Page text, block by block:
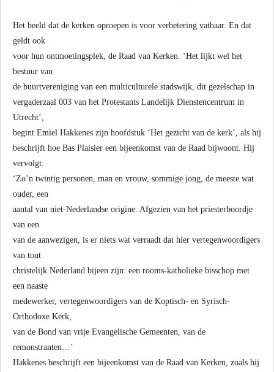
Het beeld dat de kerken oproepen is voor verbetering vatbaar. En dat
geldt ook
voor hun ontmoetingsplek, de Raad van Kerken. ‘Het lijkt wel het
bestuur van
de buurtvereniging van een multiculturele stadswijk, dit gezelschap in
vergaderzaal 003 van het Protestants Landelijk Dienstencentrum in
Utrecht’,
begint Emiel Hakkenes zijn hoofdstuk ‘Het gezicht van de kerk’, als hij
beschrijft hoe Bas Plaisier een bijeenkomst van de Raad bijwoont. Hij
vervolgt:
‘Zo’n twintig personen, man en vrouw, sommige jong, de meeste wat
ouder, een
aantal van niet-Nederlandse origine. Afgezien van het priesterboordje
van een
van de aanwezigen, is er niets wat verraadt dat hier vertegenwoordigers
van tout
christelijk Nederland bijeen zijn: een rooms-katholieke bisschop met
een naaste
medewerker, vertegenwoordigers van de Koptisch- en Syrisch-
Orthodoxe Kerk,
van de Bond van vrije Evangelische Gemeenten, van de
remonstranten…’
Hakkenes beschrijft een bijeenkomst van de Raad van Kerken, zoals hij